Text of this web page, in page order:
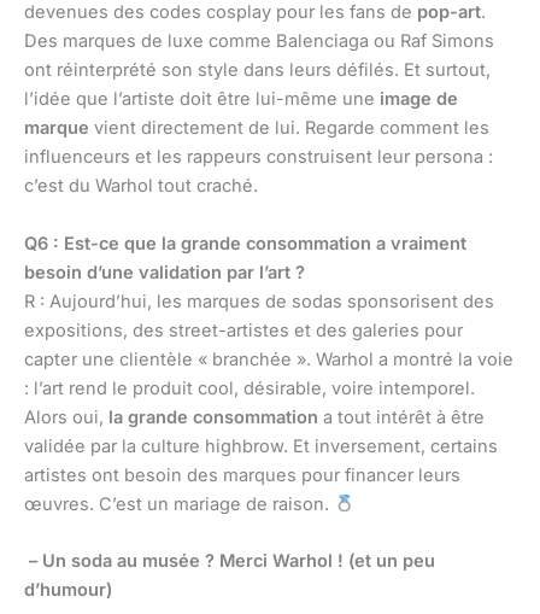
devenues des codes cosplay pour les fans de pop-art.
Des marques de luxe comme Balenciaga ou Raf Simons
ont réinterprété son style dans leurs défilés. Et surtout,
l’idée que l’artiste doit être lui-même une image de
marque vient directement de lui. Regarde comment les
influenceurs et les rappeurs construisent leur persona :
c’est du Warhol tout craché.
Q6 : Est-ce que la grande consommation a vraiment
besoin d’une validation par l’art ?
R : Aujourd’hui, les marques de sodas sponsorisent des
expositions, des street-artistes et des galeries pour
capter une clientèle « branchée ». Warhol a montré la voie
: l’art rend le produit cool, désirable, voire intemporel.
Alors oui, la grande consommation a tout intérêt à être
validée par la culture highbrow. Et inversement, certains
artistes ont besoin des marques pour financer leurs
œuvres. C’est un mariage de raison.
– Un soda au musée ? Merci Warhol ! (et un peu
d’humour)